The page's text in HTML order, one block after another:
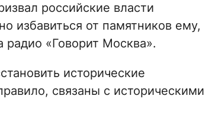
российские власти
избавиться от памятников ему,
радио «Говорит Москва».
исторические
связаны с историческими